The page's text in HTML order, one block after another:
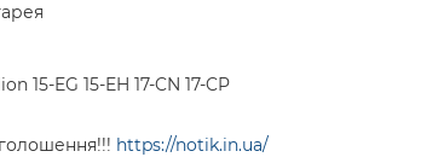
15-EG 15-EH 17-CN 17-CP
https://notik.in.ua/